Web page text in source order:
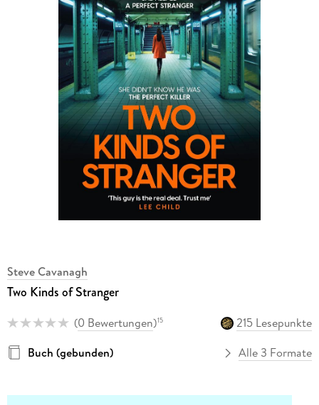
Steve Cavanagh
Two Kinds of Stranger
(0 Bewertungen)15
215 Lesepunkte
Buch (gebunden)
Alle 3 Formate